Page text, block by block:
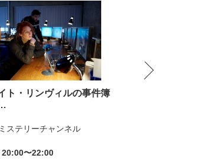
ト・リンヴィルの事件簿
ミステリーチャンネル
20:00〜22:00